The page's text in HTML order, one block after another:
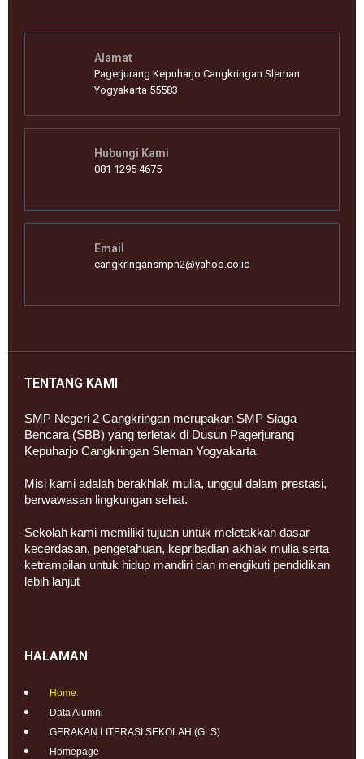
Alamat
Pagerjurang Kepuharjo Cangkringan Sleman
Yogyakarta 55583
Hubungi Kami
081 1295 4675
Email
cangkringansmpn2@yahoo.co.id
TENTANG KAMI
SMP Negeri 2 Cangkringan merupakan SMP Siaga
Bencara (SBB) yang terletak di Dusun Pagerjurang
Kepuharjo Cangkringan Sleman Yogyakarta
Misi kami adalah berakhlak mulia, unggul dalam prestasi,
berwawasan lingkungan sehat.
Sekolah kami memiliki tujuan untuk meletakkan dasar
kecerdasan, pengetahuan, kepribadian akhlak mulia serta
ketrampilan untuk hidup mandiri dan mengikuti pendidikan
lebih lanjut
HALAMAN
Home
Data Alumni
GERAKAN LITERASI SEKOLAH (GLS)
Homepage